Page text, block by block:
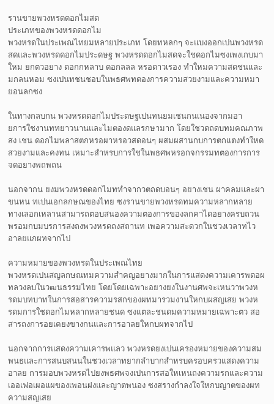
รานขายพวงหรดดอกไมสด
ประเภทของพวงหรดดอกไม
พวงหรดในประเพณไทยมหลายประเภท โดยทหลกๆ จะแบงออกเปนพวงหรด
สดและพวงหรดดอกไมประดษฐ พวงหรดดอกไมสดจะใชดอกไมซงเพงเกบมา
ใหม ยกตวอยาง ดอกกหลาบ ดอกลลล หรอดาวเรอง ทำใหมความสดชนและ
มกลนหอม ซงเปนทชนชอบในพธศพทตองการความสวยงามและความหมา
ยอนลกซง
ในทางกลบกน พวงหรดดอกไมประดษฐเปนทนยมเชนกนเนองจากมอา
ยการใชงานททยาวนานและไมตองดแลรกษามาก โดยใชวตถดบทมคณภาพ
สง เชน ดอกไมพลาสตกหรอผาหรอวสดอนๆ ผสมผสานกบการตกแตงทำใหด
สวยงามและคงทน เหมาะสำหรบการใชในพธศพหรอกจกรรมทตองการการ
จดอยางพถพถน
นอกจากน ยงมพวงหรดดอกไมททำจากวตถดบอนๆ อยางเชน ผาคลมและผา
ขนหน ทเปนเอกลกษณของไทย ซงรานขายพวงหรดทมความหลากหลาย
ทางเลอกเหลานสามารถตอบสนองความตองการของลกคาไดอยางครบถวน
พรอมกบมบรการสงถงพวงหรดถงสถานท เพอความสะดวกในชวงเวลาทไว
อาลยแกผทจากไป
ความหมายของพวงหรดในประเพณไทย
พวงหรดเปนสญลกษณทมความสำคญอยางมากในการแสดงความเคารพตอผ
ทลวงลบในวฒนธรรมไทย โดยโดยเฉพาะอยางยงในงานศพจะเหนวาพวงห
รดมบทบาทในการสอสารความรสกของผทมารวมงานใหกบผสญเสย พวงห
รดมการใชดอกไมหลากหลายชนด ซงแตละชนดมความหมายเฉพาะตว สอ
สารถงการอยเคยงขางกนและการอาลยใหกบผทจากไป
นอกจากการแสดงความเคารพแลว พวงหรดยงเปนเครองหมายของความสม
พนธและการสนบสนนในชวงเวลาทยากลำบากสำหรบครอบครวแสดงความ
อาลย การมอบพวงหรดไปยงพธศพจงเปนการสอใหเหนถงความรกและความ
เออเฟอเผอแผของเพอนฝงและญาตพนอง ซงสรางกำลงใจใหกบญาตของผท
ความสญเสย